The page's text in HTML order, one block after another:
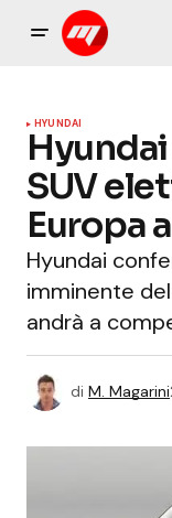
HYUNDAI
SUV
Europa
Hyundai
imminente
andrà a
di M. Magarini